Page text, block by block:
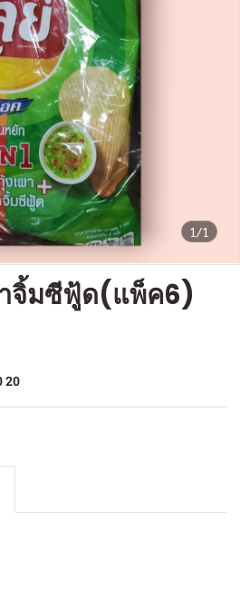
1/1
ำจิ้มซีฟู้ด(แพ็ค6)
20